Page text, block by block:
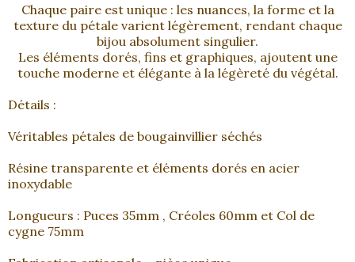
Chaque paire est unique : les nuances, la forme et la
texture du pétale varient légèrement, rendant chaque
bijou absolument singulier.
Les éléments dorés, fins et graphiques, ajoutent une
touche moderne et élégante à la légèreté du végétal.
Détails :
Véritables pétales de bougainvillier séchés
Résine transparente et éléments dorés en acier
inoxydable
Longueurs : Puces 35mm , Créoles 60mm et Col de
cygne 75mm